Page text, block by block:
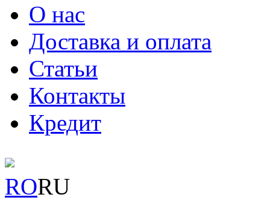
О нас
Доставка и оплата
Статьи
Контакты
Кредит
RORU